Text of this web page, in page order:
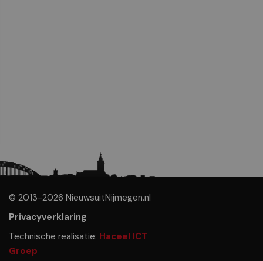
© 2013-2026 NieuwsuitNijmegen.nl
Privacyverklaring
Technische realisatie: Haceel ICT
Groep